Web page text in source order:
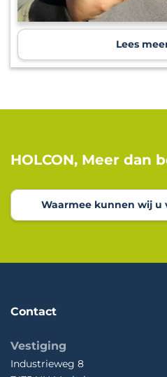
Lees
HOLCON, Meer dan
Waarmee kunnen wij u
Contact
Vestiging
Industrieweg 8